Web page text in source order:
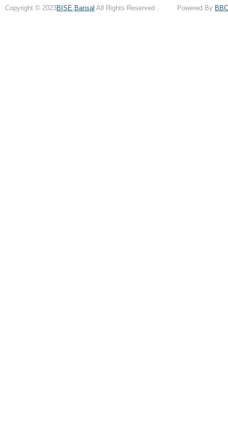
Copyright © 2023BISE,Barisal All Rights Reserved . Powered By